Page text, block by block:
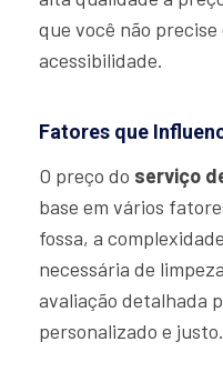
que você não
acessibilidade.
Fatores que
O preço do serviço
base em vários
fossa, a
necessária de
avaliação detalhada
personalizado e justo.